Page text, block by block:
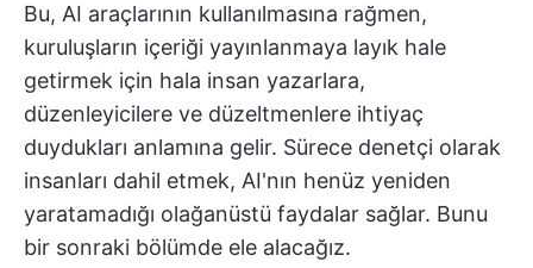
Bu, AI araçlarının kullanılmasına rağmen,
kuruluşların içeriği yayınlanmaya layık hale
getirmek için hala insan yazarlara,
düzenleyicilere ve düzeltmenlere ihtiyaç
duydukları anlamına gelir. Sürece denetçi olarak
insanları dahil etmek, AI'nın henüz yeniden
yaratamadığı olağanüstü faydalar sağlar. Bunu
bir sonraki bölümde ele alacağız.